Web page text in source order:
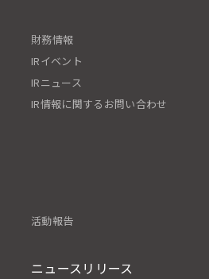
財務情報
IRイベント
IRニュース
IR情報に関するお問い合わせ
活動報告
ニュースリリース